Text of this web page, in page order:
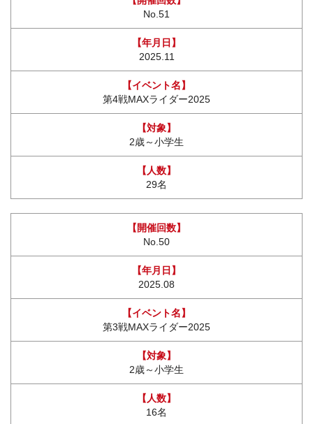
No.51
2025.11
第4戦MAXライダー2025
2歳～小学生
29名
No.50
2025.08
第3戦MAXライダー2025
2歳～小学生
16名